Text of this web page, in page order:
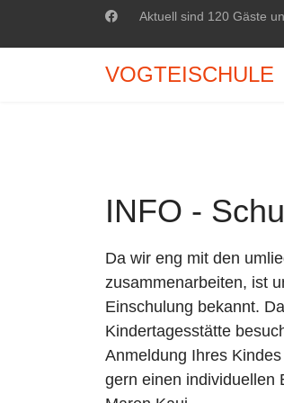
Aktuell sind 120 Gäste
VOGTEISCHULE
INFO -
Da wir eng mit den
zusammenarbeiten, ist
Einschulung bekannt.
Kindertagesstätte
Anmeldung Ihres
gern einen individuellen